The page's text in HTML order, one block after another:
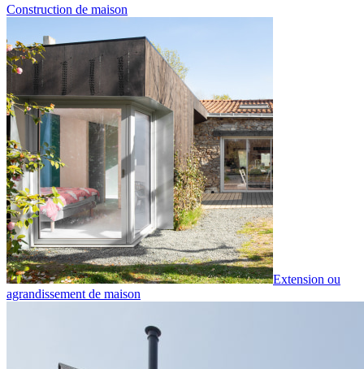
Construction de maison
Extension ou
agrandissement de maison